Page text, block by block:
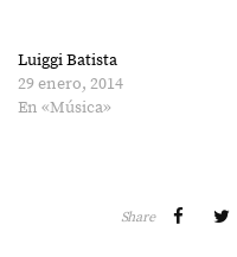
Luiggi Batista
29 enero, 2014
En «Música»
Share